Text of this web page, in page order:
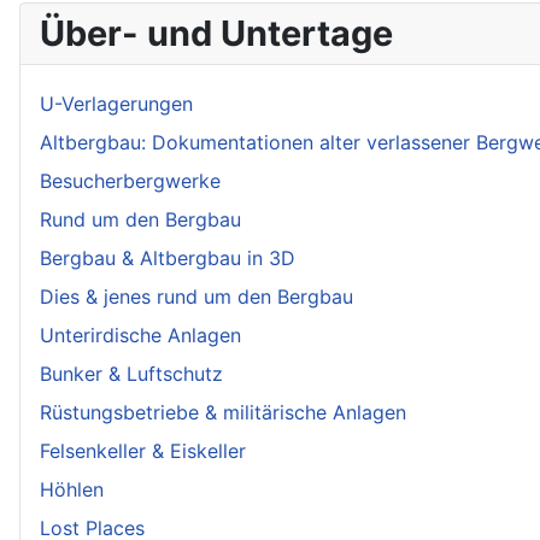
Über- und Untertage
U-Verlagerungen
Altbergbau: Dokumentationen alter verlassener
Besucherbergwerke
Rund um den Bergbau
Bergbau & Altbergbau in 3D
Dies & jenes rund um den Bergbau
Unterirdische Anlagen
Bunker & Luftschutz
Rüstungsbetriebe & militärische Anlagen
Felsenkeller & Eiskeller
Höhlen
Lost Places